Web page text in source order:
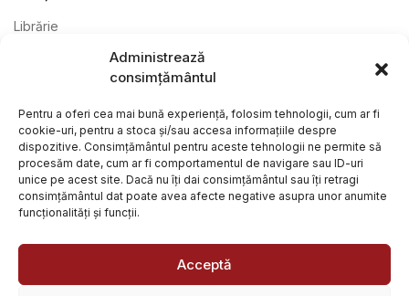
Administrează
consimțământul
Pentru a oferi cea mai bună experiență, folosim tehnologii, cum ar fi
cookie-uri, pentru a stoca și/sau accesa informațiile despre
dispozitive. Consimțământul pentru aceste tehnologii ne permite să
procesăm date, cum ar fi comportamentul de navigare sau ID-uri
unice pe acest site. Dacă nu îți dai consimțământul sau îți retragi
consimțământul dat poate avea afecte negative asupra unor anumite
funcționalități și funcții.
Acceptă
Librărie
@ Librăria Arcana. Toate drepturile rezervate. Site creat de